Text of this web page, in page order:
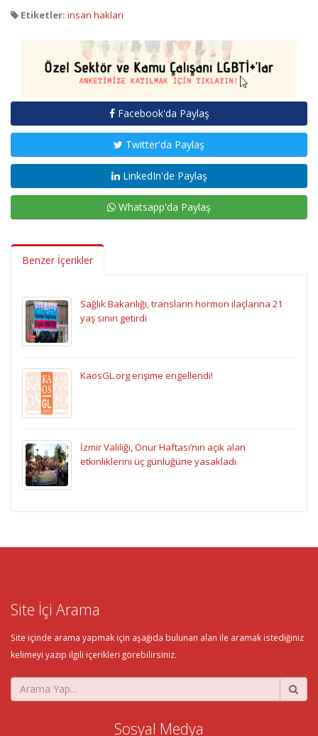
Etiketler: insan hakları
Facebook'da Paylaş
Twitter'da Paylaş
LinkedIn'de Paylaş
Whatsapp'da Paylaş
Benzer İçerikler
Sağlık Bakanlığı, transların hormon ilaçlarına 21
yaş sınırı getirdi
KaosGL.org erişime engellendi!
İzmir Valiliği, Onur Haftası’nın açık alan
etkinliklerini üç günlüğüne yasakladı
Site İçi Arama
Site içinde arama yapmak için aşağıda bulunan alan ile aramak istediğiniz
kelimeyi yazıp ilgili içerikleri görebilirsiniz.
Sosyal Medya